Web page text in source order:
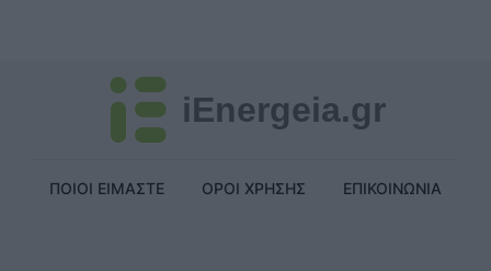
iEnergeia.gr
ΠΟΙΟΙ ΕΙΜΑΣΤΕ ΟΡΟΙ ΧΡΗΣΗΣ ΕΠΙΚΟΙΝΩΝΙΑ